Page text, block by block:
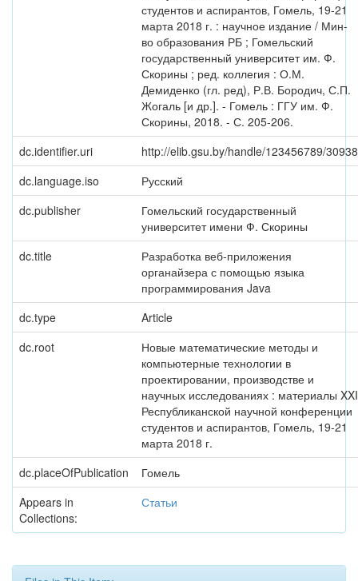
студентов и аспирантов, Гомель, 19-21
марта 2018 г. : научное издание / Мин-
во образования РБ ; Гомельский
государственный университет им. Ф.
Скорины ; ред. коллегия : О.М.
Демиденко (гл. ред), Р.В. Бородич, С.П.
Жогаль [и др.]. - Гомель : ГГУ им. Ф.
Скорины, 2018. - С. 205-206.
dc.identifier.uri
http://elib.gsu.by/handle/123456789/30938
dc.language.iso
Русский
dc.publisher
Гомельский государственный
университет имени Ф. Скорины
dc.title
Разработка веб-приложения
органайзера с помощью языка
программирования Java
dc.type
Article
dc.root
Новые математические методы и
компьютерные технологии в
проектировании, производстве и
научных исследованиях : материалы XXI
Республиканской научной конференции
студентов и аспирантов, Гомель, 19-21
марта 2018 г.
dc.placeOfPublication
Гомель
Appears in
Collections:
Статьи